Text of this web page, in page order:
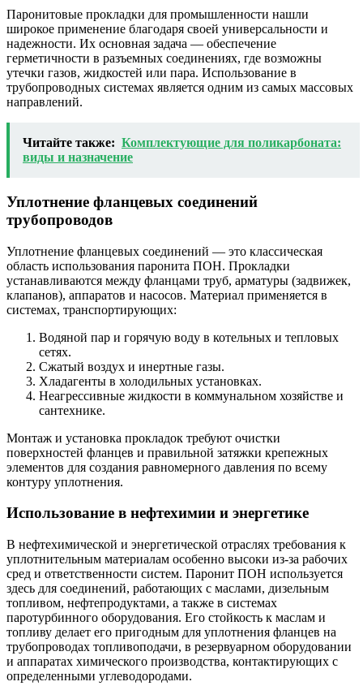
Паронитовые прокладки для промышленности нашли
широкое применение благодаря своей универсальности и
надежности. Их основная задача — обеспечение
герметичности в разъемных соединениях, где возможны
утечки газов, жидкостей или пара. Использование в
трубопроводных системах является одним из самых массовых
направлений.
Читайте также: Комплектующие для поликарбоната:
виды и назначение
Уплотнение фланцевых соединений
трубопроводов
Уплотнение фланцевых соединений — это классическая
область использования паронита ПОН. Прокладки
устанавливаются между фланцами труб, арматуры (задвижек,
клапанов), аппаратов и насосов. Материал применяется в
системах, транспортирующих:
Водяной пар и горячую воду в котельных и тепловых
сетях.
Сжатый воздух и инертные газы.
Хладагенты в холодильных установках.
Неагрессивные жидкости в коммунальном хозяйстве и
сантехнике.
Монтаж и установка прокладок требуют очистки
поверхностей фланцев и правильной затяжки крепежных
элементов для создания равномерного давления по всему
контуру уплотнения.
Использование в нефтехимии и энергетике
В нефтехимической и энергетической отраслях требования к
уплотнительным материалам особенно высоки из-за рабочих
сред и ответственности систем. Паронит ПОН используется
здесь для соединений, работающих с маслами, дизельным
топливом, нефтепродуктами, а также в системах
паротурбинного оборудования. Его стойкость к маслам и
топливу делает его пригодным для уплотнения фланцев на
трубопроводах топливоподачи, в резервуарном оборудовании
и аппаратах химического производства, контактирующих с
определенными углеводородами.